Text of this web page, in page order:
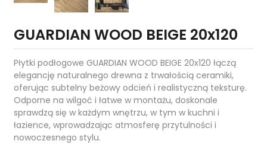
GUARDIAN WOOD BEIGE 20x120
Płytki podłogowe GUARDIAN WOOD BEIGE 20x120 łączą
elegancję naturalnego drewna z trwałością ceramiki,
oferując subtelny beżowy odcień i realistyczną teksturę.
Odporne na wilgoć i łatwe w montażu, doskonale
sprawdzą się w każdym wnętrzu, w tym w kuchni i
łazience, wprowadzając atmosferę przytulności i
nowoczesnego stylu.